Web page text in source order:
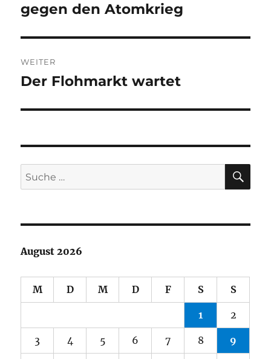
Beitrag:
gegen den Atomkrieg
WEITER
Nächster
Der Flohmarkt wartet
Suche
nach:
August 2026
M D M D F S S
1 2
3 4 5 6 7 8 9